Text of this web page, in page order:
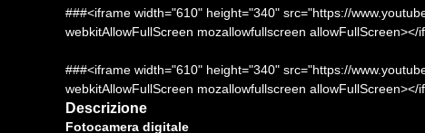
###<iframe width="610" height="340" src="https://
webkitAllowFullScreen mozallowfullscreen allowFullScreen></
###<iframe width="610" height="340" src="https://
webkitAllowFullScreen mozallowfullscreen allowFullScreen></
Descrizione
Fotocamera digitale